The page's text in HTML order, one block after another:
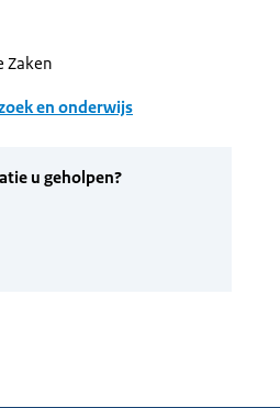
Zaken
en onderwijs